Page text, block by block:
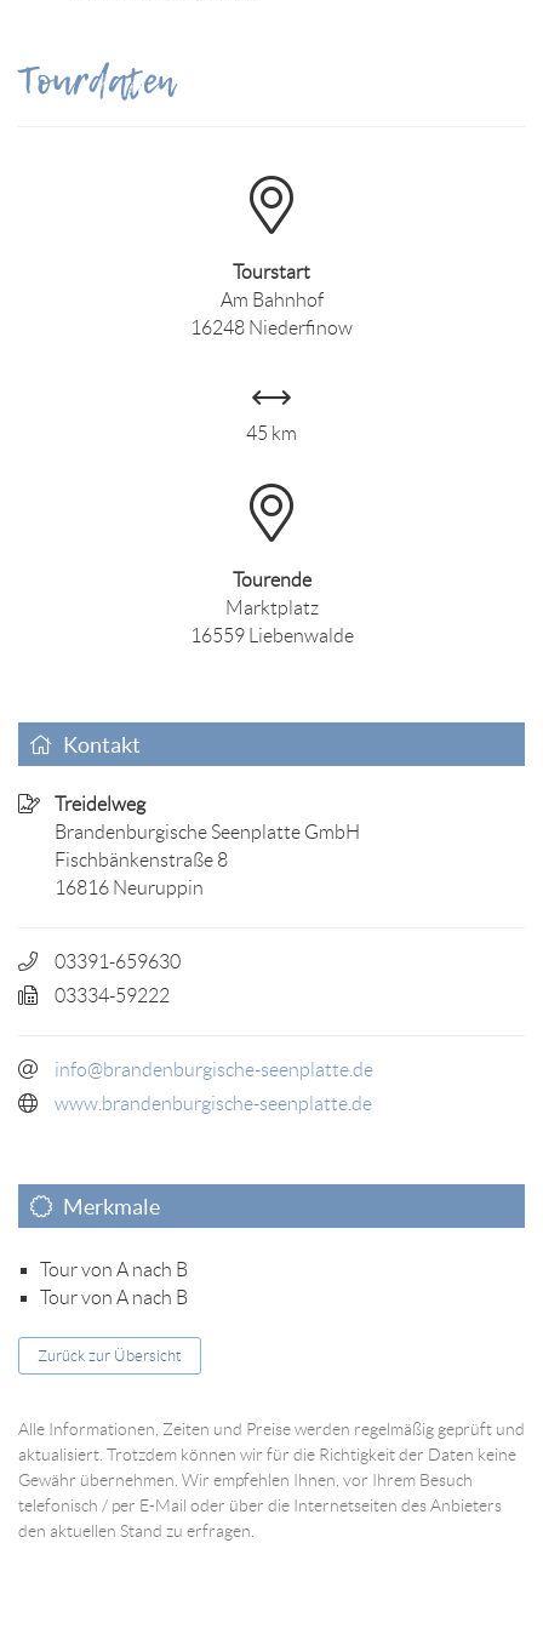
Tourdaten
Tourstart
Am Bahnhof
16248 Niederfinow
45 km
Tourende
Marktplatz
16559 Liebenwalde
Kontakt
Treidelweg
Brandenburgische Seenplatte GmbH
Fischbänkenstraße 8
16816 Neuruppin
03391-659630
03334-59222
info@brandenburgische-seenplatte.de
www.brandenburgische-seenplatte.de
Merkmale
Tour von A nach B
Tour von A nach B
Zurück zur Übersicht
Alle Informationen, Zeiten und Preise werden regelmäßig geprüft und
aktualisiert. Trotzdem können wir für die Richtigkeit der Daten keine
Gewähr übernehmen. Wir empfehlen Ihnen, vor Ihrem Besuch
telefonisch / per E-Mail oder über die Internetseiten des Anbieters
den aktuellen Stand zu erfragen.